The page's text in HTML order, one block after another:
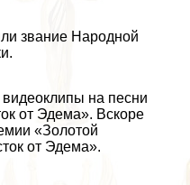
звание Народной
на песни
от Эдема». Вскоре
«Золотой
от Эдема».